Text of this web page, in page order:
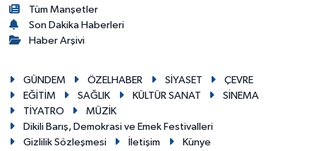
Tüm Manşetler
Son Dakika Haberleri
Haber Arşivi
GÜNDEM ÖZELHABER SİYASET
ÇEVRE
EĞİTİM
SAĞLIK KÜLTÜR SANAT
SİNEMA
TİYATRO
MÜZİK
Dikili Barış, Demokrasi ve Emek Festivalleri
Gizlilik Sözleşmesi
İletişim Künye